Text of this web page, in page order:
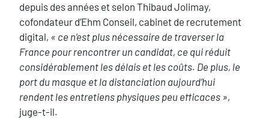
depuis des années et selon Thibaud Jolimay,
cofondateur d’Ehm Conseil, cabinet de recrutement
digital, « ce n’est plus nécessaire de traverser la
France pour rencontrer un candidat, ce qui réduit
considérablement les délais et les coûts. De plus, le
port du masque et la distanciation aujourd’hui
rendent les entretiens physiques peu efficaces »,
juge-t-il.